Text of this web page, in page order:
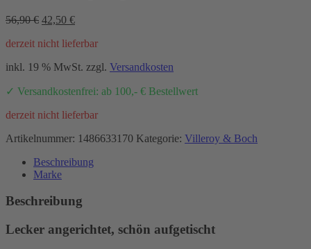
56,90€ Ursprünglicher
war:
42,50 €Aktueller
ist:
derzeit nicht lieferbar
inkl. 19 % MwSt. zzgl. Versandkosten
✓ Versandkostenfrei: ab 100,- € Bestellwert
derzeit nicht lieferbar
Artikelnummer: 1486633170 Kategorie: Villeroy & Boch
Beschreibung
Marke
Beschreibung
Lecker angerichtet, schön aufgetischt